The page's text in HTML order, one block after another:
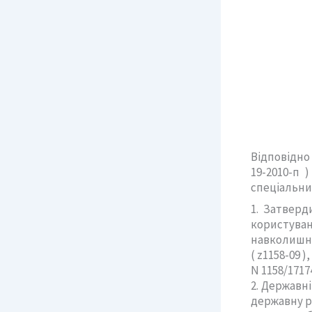
19-2010-п
1.
( z1158-09
N 1158/
2.
державну